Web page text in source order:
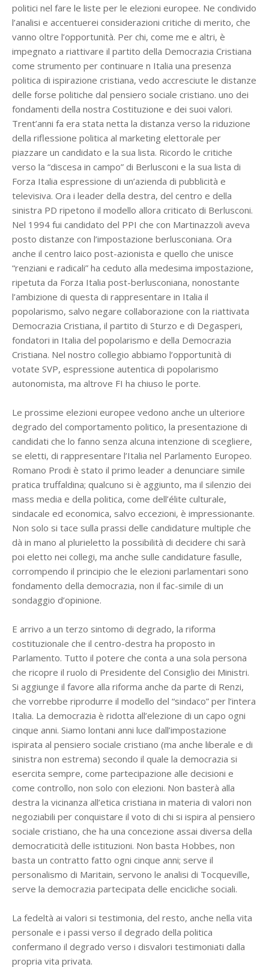
politici nel fare le liste per le elezioni europee. Ne condivido
l’analisi e accentuerei considerazioni critiche di merito, che
vanno oltre l’opportunità. Per chi, come me e altri, è
impegnato a riattivare il partito della Democrazia Cristiana
come strumento per continuare n Italia una presenza
politica di ispirazione cristiana, vedo accresciute le distanze
delle forse politiche dal pensiero sociale cristiano. uno dei
fondamenti della nostra Costituzione e dei suoi valori.
Trent’anni fa era stata netta la distanza verso la riduzione
della riflessione politica al marketing elettorale per
piazzare un candidato e la sua lista. Ricordo le critiche
verso la “discesa in campo” di Berlusconi e la sua lista di
Forza Italia espressione di un’azienda di pubblicità e
televisiva. Ora i leader della destra, del centro e della
sinistra PD ripetono il modello allora criticato di Berlusconi.
Nel 1994 fui candidato del PPI che con Martinazzoli aveva
posto distanze con l’impostazione berlusconiana. Ora
anche il centro laico post-azionista e quello che unisce
“renziani e radicali” ha ceduto alla medesima impostazione,
ripetuta da Forza Italia post-berlusconiana, nonostante
l’ambizione di questa di rappresentare in Italia il
popolarismo, salvo negare collaborazione con la riattivata
Democrazia Cristiana, il partito di Sturzo e di Degasperi,
fondatori in Italia del popolarismo e della Democrazia
Cristiana. Nel nostro collegio abbiamo l’opportunità di
votate SVP, espressione autentica di popolarismo
autonomista, ma altrove FI ha chiuso le porte.
Le prossime elezioni europee vedono anche un ulteriore
degrado del comportamento politico, la presentazione di
candidati che lo fanno senza alcuna intenzione di scegliere,
se eletti, di rappresentare l’Italia nel Parlamento Europeo.
Romano Prodi è stato il primo leader a denunciare simile
pratica truffaldina; qualcuno si è aggiunto, ma il silenzio dei
mass media e della politica, come dell’élite culturale,
sindacale ed economica, salvo eccezioni, è impressionante.
Non solo si tace sulla prassi delle candidature multiple che
dà in mano al plurieletto la possibilità di decidere chi sarà
poi eletto nei collegi, ma anche sulle candidature fasulle,
corrompendo il principio che le elezioni parlamentari sono
fondamento della democrazia, non il fac-simile di un
sondaggio d’opinione.
E arrivo a un terzo sintomo di degrado, la riforma
costituzionale che il centro-destra ha proposto in
Parlamento. Tutto il potere che conta a una sola persona
che ricopre il ruolo di Presidente del Consiglio dei Ministri.
Si aggiunge il favore alla riforma anche da parte di Renzi,
che vorrebbe riprodurre il modello del “sindaco” per l’intera
Italia. La democrazia è ridotta all’elezione di un capo ogni
cinque anni. Siamo lontani anni luce dall’impostazione
ispirata al pensiero sociale cristiano (ma anche liberale e di
sinistra non estrema) secondo il quale la democrazia si
esercita sempre, come partecipazione alle decisioni e
come controllo, non solo con elezioni. Non basterà alla
destra la vicinanza all’etica cristiana in materia di valori non
negoziabili per conquistare il voto di chi si ispira al pensiero
sociale cristiano, che ha una concezione assai diversa della
democraticità delle istituzioni. Non basta Hobbes, non
basta un contratto fatto ogni cinque anni; serve il
personalismo di Maritain, servono le analisi di Tocqueville,
serve la democrazia partecipata delle encicliche sociali.
La fedeltà ai valori si testimonia, del resto, anche nella vita
personale e i passi verso il degrado della politica
confermano il degrado verso i disvalori testimoniati dalla
propria vita privata.